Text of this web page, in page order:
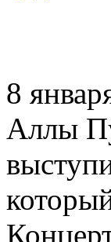
8
Аллы